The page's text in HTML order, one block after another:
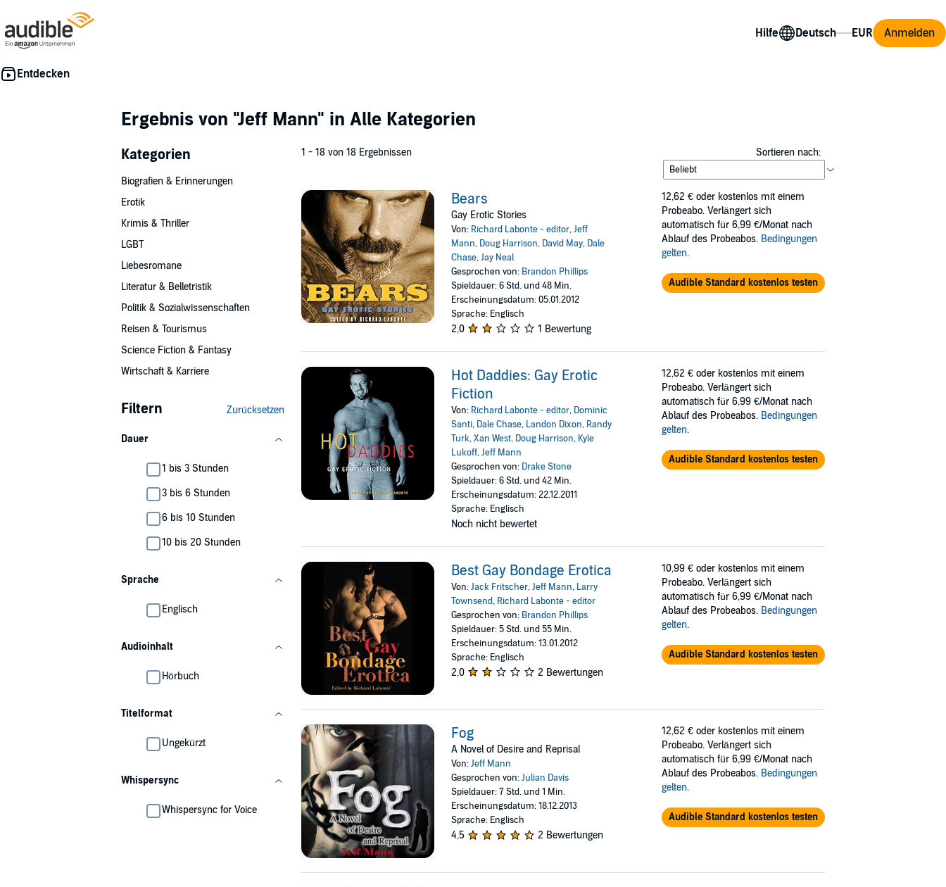
Hilfe Anmelden
Ergebnis von "Jeff Mann" in Alle Kategorien
Kategorien
Biografien & Erinnerungen
Erotik
Krimis & Thriller
LGBT
Liebesromane
Literatur & Belletristik
Politik & Sozialwissenschaften
Reisen & Tourismus
Science Fiction & Fantasy
Wirtschaft & Karriere
Filtern Zurücksetzen
Dauer
1 bis 3 Stunden
3 bis 6 Stunden
6 bis 10 Stunden
10 bis 20 Stunden
Sprache
Englisch
Audioinhalt
Hörbuch
Titelformat
Ungekürzt
Whispersync
Whispersync for Voice
1 - 18 von 18 Ergebnissen Sortieren nach:
Bears
Gay Erotic Stories
Von: Richard Labonte - editor,Jeff
Mann, Doug Harrison, David May, Dale
Chase,Jay Neal
Gesprochen von: Brandon Phillips
Spieldauer: 6 Std. und 48 Min.
Erscheinungsdatum: 05.01.2012
Sprache: Englisch
2,0 1 Bewertung
12,62 € oder kostenlos mit einem
Probeabo. Verlängert sich
automatisch für 6,99 €/Monat nach
Ablauf des Probeabos. Bedingungen
gelten.
Audible Standard kostenlos testen
Hot Daddies: Gay Erotic
Fiction
Von: Richard Labonte - editor, Dominic
Santi, Dale Chase, Landon Dixon, Randy
Turk,Xan West, Doug Harrison, Kyle
Lukoff,Jeff Mann
Gesprochen von: Drake Stone
Spieldauer: 6 Std. und 42 Min.
Erscheinungsdatum: 22.12.2011
Sprache: Englisch
Noch nicht bewertet
12,62 € oder kostenlos mit einem
Probeabo. Verlängert sich
automatisch für 6,99 €/Monat nach
Ablauf des Probeabos. Bedingungen
gelten.
Audible Standard kostenlos testen
Best Gay Bondage Erotica
Von:Jack Fritscher,Jeff Mann, Larry
Townsend, Richard Labonte - editor
Gesprochen von: Brandon Phillips
Spieldauer: 5 Std. und 55 Min.
Erscheinungsdatum: 13.01.2012
Sprache: Englisch
2,0 2 Bewertungen
10,99 € oder kostenlos mit einem
Probeabo. Verlängert sich
automatisch für 6,99 €/Monat nach
Ablauf des Probeabos. Bedingungen
gelten.
Audible Standard kostenlos testen
Fog
A Novel of Desire and Reprisal
Von:Jeff Mann
Gesprochen von:Julian Davis
Spieldauer: 7 Std. und 1 Min.
Erscheinungsdatum: 18.12.2013
Sprache: Englisch
4,5 2 Bewertungen
12,62 € oder kostenlos mit einem
Probeabo. Verlängert sich
automatisch für 6,99 €/Monat nach
Ablauf des Probeabos. Bedingungen
gelten.
Audible Standard kostenlos testen